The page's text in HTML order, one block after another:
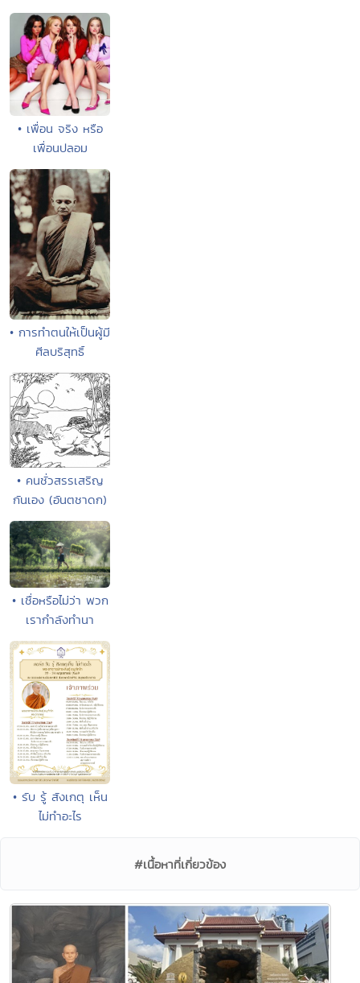
• เพื่อน จริง หรือ
เพื่อนปลอม
• การทำตนให้เป็นผู้มี
ศีลบริสุทธิ์
• คนชั่วสรรเสริญ
กันเอง (อันตชาดก)
• เชื่อหรือไม่ว่า พวก
เรากำลังทำนา
• รับ รู้ สังเกตุ เห็น
ไม่ทำอะไร
#เนื้อหาที่เกี่ยวข้อง